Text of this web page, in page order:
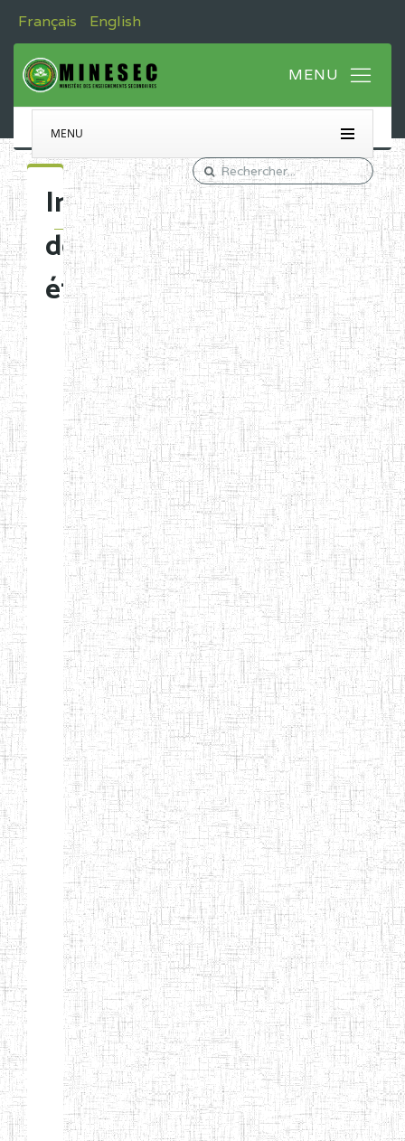
Français English
MENU
Immatriculation
des
établissements
Etablissements
d'enseignement
normal
ENI
Chercher:
Effacer les filtres
Denomination
Type
Nature
Arrondissement
Denomination Création Type
ENIEG DE
MBALMAYO
01/08/2000 ENIEG